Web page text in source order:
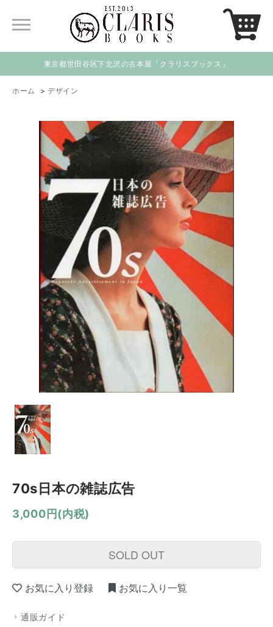
東京都世田谷区下北沢の古本屋「クラリスブックス」
ホーム > デザイン
70s日本の雑誌広告
3,000円(内税)
SOLD OUT
お気に入り登録 お気に入り一覧
通販ガイド